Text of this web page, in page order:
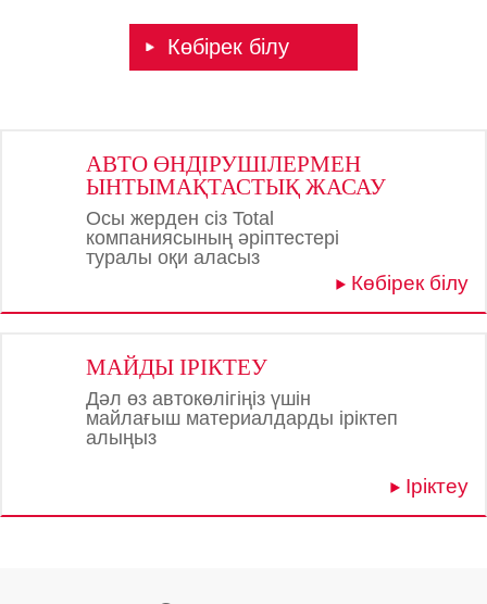
Көбірек білу
АВТО ӨНДІРУШІЛЕРМЕН
ЫНТЫМАҚТАСТЫҚ ЖАСАУ
Осы жерден сіз Total
компаниясының әріптестері
туралы оқи аласыз
Көбірек білу
МАЙДЫ ІРІКТЕУ
Дәл өз автокөлігіңіз үшін
майлағыш материалдарды іріктеп
алыңыз
Іріктеу